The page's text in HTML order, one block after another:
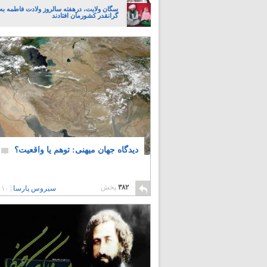
سگان ولایت، درهفته سالروز ولادت فاطمه
گرانقدر کشورمان افتادند
دیدگاه جهان میهنی: توهم یا واقعیت؟
۳۸۲ پخش سیروس پارسا ۱۰ سال پیش